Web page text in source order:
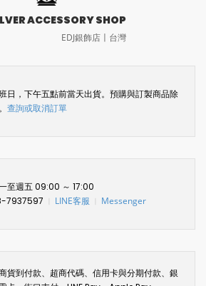
ACCESSORY SHOP
EDJ銀飾店〡台灣
日，下午五點前當天出貨。預購與訂製商品除
查詢或取消訂單
至週五 09:00 ～ 17:00
7937597
LINE客服 Messenger
貨到付款、超商代碼、信用卡與分期付款、銀